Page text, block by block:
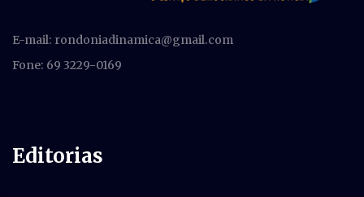
E-mail: rondoniadinamica@gmail.com
Fone: 69 3229-0169
Editorias